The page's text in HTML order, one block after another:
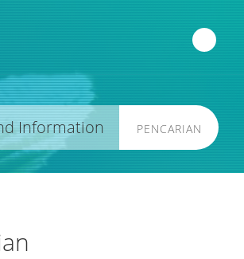
PENCARIAN